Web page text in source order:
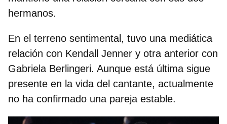
hermanos.
En el terreno sentimental, tuvo una mediática
relación con Kendall Jenner y otra anterior con
Gabriela Berlingeri. Aunque está última sigue
presente en la vida del cantante, actualmente
no ha confirmado una pareja estable.